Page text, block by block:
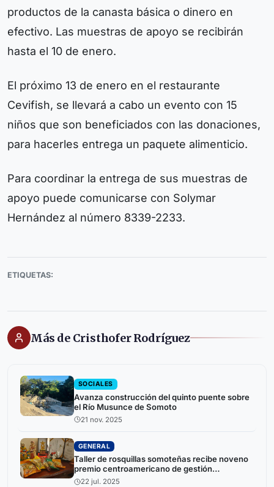
productos de la canasta básica o dinero en
efectivo. Las muestras de apoyo se recibirán
hasta el 10 de enero.
El próximo 13 de enero en el restaurante
Cevifish, se llevará a cabo un evento con 15
niños que son beneficiados con las donaciones,
para hacerles entrega un paquete alimenticio.
Para coordinar la entrega de sus muestras de
apoyo puede comunicarse con Solymar
Hernández al número 8339-2233.
ETIQUETAS:
Más de Cristhofer Rodríguez
SOCIALES
Avanza construcción del quinto puente sobre
el Río Musunce de Somoto
21 nov. 2025
GENERAL
Taller de rosquillas somoteñas recibe noveno
premio centroamericano de gestión
empresarial
22 jul. 2025